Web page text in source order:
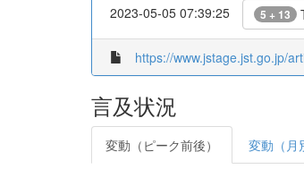
2023-05-05 07:39:25 5 + 13
https://www.jstage.jst.go.jp/
言及状況
変動（ピーク前後） 変動（月